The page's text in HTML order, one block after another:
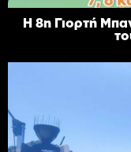
Η 8η Γιορτή